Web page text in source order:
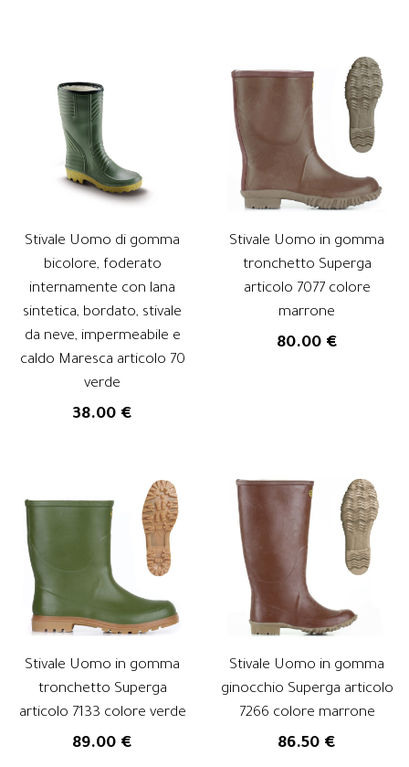
Stivale Uomo di gomma
bicolore, foderato
internamente con lana
sintetica, bordato, stivale
da neve, impermeabile e
caldo Maresca articolo 70
verde
38.00 €
Stivale Uomo in gomma
tronchetto Superga
articolo 7077 colore
marrone
80.00 €
Stivale Uomo in gomma
tronchetto Superga
articolo 7133 colore verde
89.00 €
Stivale Uomo in gomma
ginocchio Superga articolo
7266 colore marrone
86.50 €